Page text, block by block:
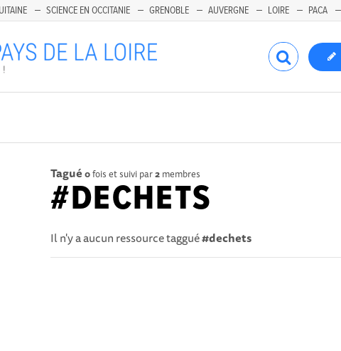
SCIENCE EN OCCITANIE GRENOBLE AUVERGNE LOIRE PACA
Tagué 0fois et suivi par2 membres
#DECHETS
Il n'y a aucun ressource taggué#dechets